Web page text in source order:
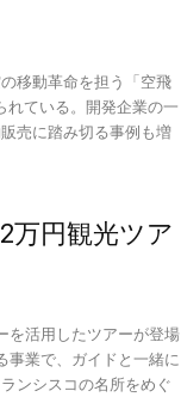
移動革命を担う「空飛
れている。開発企業の一
売に踏み切る事例も増
万円観光ツア
を活用したツアーが登場
事業で、ガイドと一緒に
ンシスコの名所をめぐ